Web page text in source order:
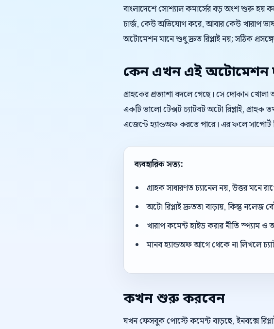
বাংলাদেশে সোশ্যাল কমার্সের বড় অংশ শুরু হয়
চার্জ, কেউ অভিযোগ করে, আবার কেউ খারাপ
অটোমেশন মানে শুধু দ্রুত রিপ্লাই নয়; সঠিক প্রসঙ্গে
কেন এখন এই অটোমেশন
গ্রাহকের প্রত্যাশা বদলে গেছে। সে দোকান
একটি ভালো টেক্সট চ্যাটবট অটো রিপ্লাই,
এজেন্টে হ্যান্ডঅফ করতে পারে। এর ফলে
ব্যবহারিক সত্য:
গ্রাহক সাধারণত চ্যানেল নয়, উত্তর মনে
অটো রিপ্লাই দ্রুততা বাড়ায়, কিন্তু
খারাপ কমেন্ট হাইড করার নীতি স্প্যাম ও
মানব হ্যান্ডঅফ আগে থেকে না লিখলে
কখন শুরু করবেন
যখন ফেসবুক পোস্টে কমেন্ট বাড়ছে, ইনবক্সে